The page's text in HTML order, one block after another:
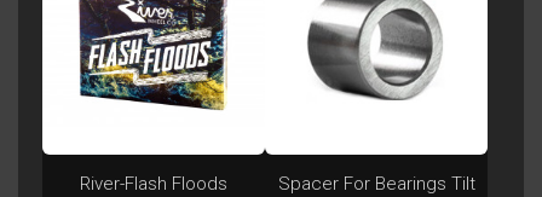
River-Flash Floods
Spacer For Bearings Tilt